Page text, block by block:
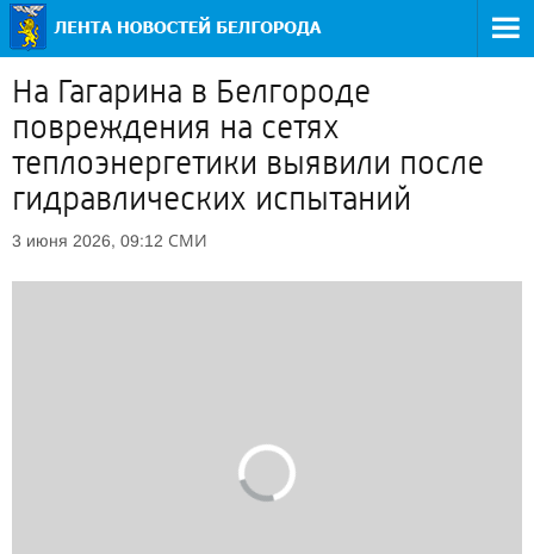
На Гагарина в Белгороде
повреждения на сетях
теплоэнергетики выявили после
гидравлических испытаний
3 июня 2026, 09:12 СМИ